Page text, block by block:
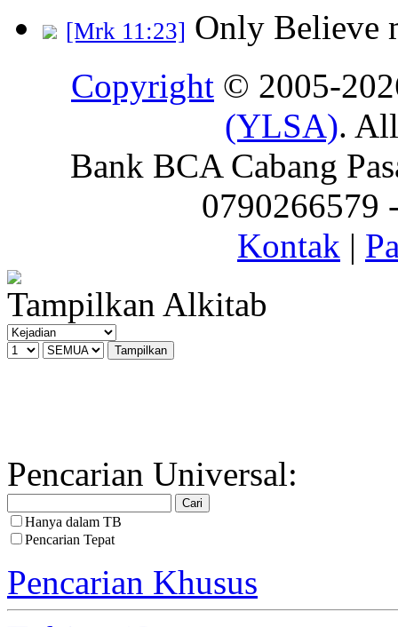
[Mrk 11:23] Only Believe
Copyright © 2005-
(YLSA).
Bank BCA Cabang
0790266579
Kontak |
Tampilkan Alkitab
Pencarian Universal:
Hanya dalam TB
Pencarian Tepat
Pencarian Khusus